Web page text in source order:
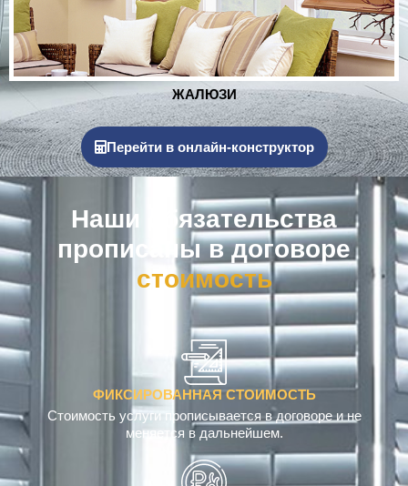
РОЛЬСТАВНИ
Перейти в онлайн-конструктор
Наши обязательства
прописаны в договоре
компенса
ФИКСИРОВАННАЯ СТОИМОСТЬ
Стоимость услуги прописывается в договоре и не
меняется в дальнейшем.